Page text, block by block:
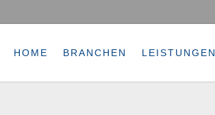
HOME BRANCHEN LEISTUNGEN